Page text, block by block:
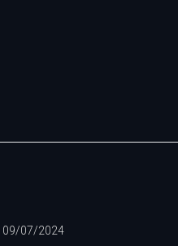
09/07/2024